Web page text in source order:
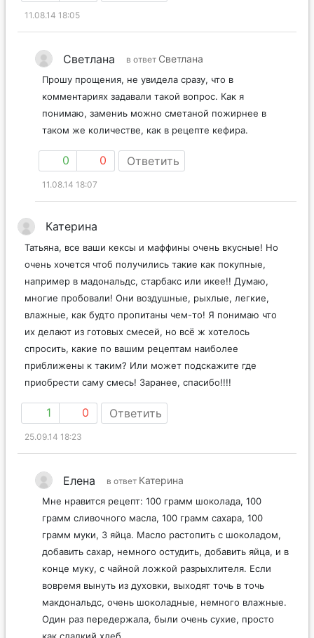
11.08.14 18:05
Светлана в ответ Светлана
Прошу прощения, не увидела сразу, что в
комментариях задавали такой вопрос. Как я
понимаю, замениь можно сметаной пожирнее в
таком же количестве, как в рецепте кефира.
0 0 Ответить
11.08.14 18:07
Катерина
Татьяна, все ваши кексы и маффины очень вкусные! Но
очень хочется чтоб получились такие как покупные,
например в мадональдс, старбакс или икее!! Думаю,
многие пробовали! Они воздушные, рыхлые, легкие,
влажные, как будто пропитаны чем-то! Я понимаю что
их делают из готовых смесей, но всё ж хотелось
спросить, какие по вашим рецептам наиболее
приближены к таким? Или может подскажите где
приобрести саму смесь! Заранее, спасибо!!!!
1 0 Ответить
25.09.14 18:23
Елена в ответ Катерина
Мне нравится рецепт: 100 грамм шоколада, 100
грамм сливочного масла, 100 грамм сахара, 100
грамм муки, 3 яйца. Масло растопить с шоколадом,
добавить сахар, немного остудить, добавить яйца, и в
конце муку, с чайной ложкой разрыхлителя. Если
вовремя вынуть из духовки, выходят точь в точь
макдональдс, очень шоколадные, немного влажные.
Один раз передержала, были очень сухие, просто